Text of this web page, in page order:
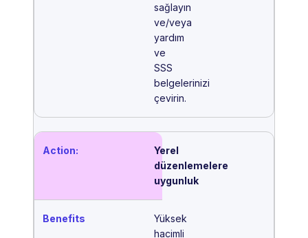
sağlayın
ve/veya
yardım
ve
SSS
belgelerinizi
çevirin.
Yerel
düzenlemelere
uygunluk
Yüksek
hacimli